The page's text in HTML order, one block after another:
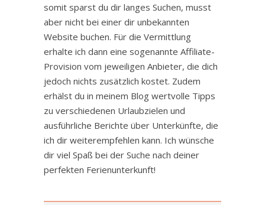
somit sparst du dir langes Suchen, musst
aber nicht bei einer dir unbekannten
Website buchen. Für die Vermittlung
erhalte ich dann eine sogenannte Affiliate-
Provision vom jeweiligen Anbieter, die dich
jedoch nichts zusätzlich kostet. Zudem
erhälst du in meinem Blog wertvolle Tipps
zu verschiedenen Urlaubzielen und
ausführliche Berichte über Unterkünfte, die
ich dir weiterempfehlen kann. Ich wünsche
dir viel Spaß bei der Suche nach deiner
perfekten Ferienunterkunft!